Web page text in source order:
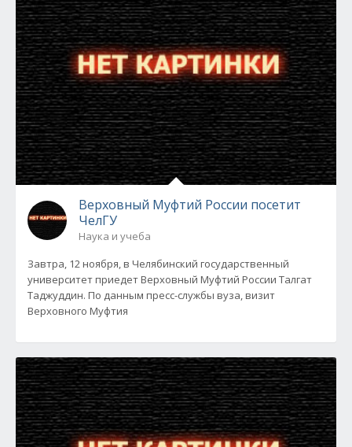
Верховный Муфтий России посетит
ЧелГУ
Наука и учеба
Завтра, 12 ноября, в Челябинский государственный
университет приедет Верховный Муфтий России Талгат
Таджуддин. По данным пресс-службы вуза, визит
Верховного Муфтия